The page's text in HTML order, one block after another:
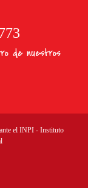
de nuestros
el INPI - Instituto